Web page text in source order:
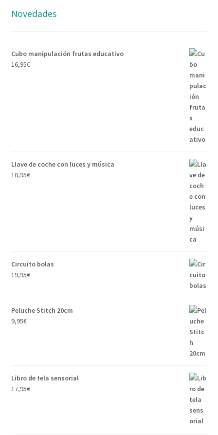
Novedades
Cubo manipulación frutas educativo
16,95€
Llave de coche con luces y música
10,95€
Circuito bolas
19,95€
Peluche Stitch 20cm
9,95€
Libro de tela sensorial
17,95€